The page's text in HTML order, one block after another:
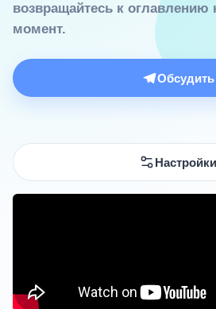
возвращайтесь к
момент.
Обсудить
Настройки